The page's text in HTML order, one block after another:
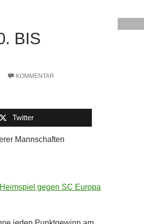
BIS
KOMMENTAR
Twitter
Mannschaften
Heimspiel gegen SC Europa